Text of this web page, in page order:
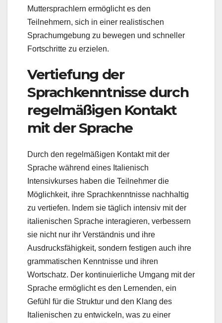
Muttersprachlern ermöglicht es den
Teilnehmern, sich in einer realistischen
Sprachumgebung zu bewegen und schneller
Fortschritte zu erzielen.
Vertiefung der
Sprachkenntnisse durch
regelmäßigen Kontakt
mit der Sprache
Durch den regelmäßigen Kontakt mit der
Sprache während eines Italienisch
Intensivkurses haben die Teilnehmer die
Möglichkeit, ihre Sprachkenntnisse nachhaltig
zu vertiefen. Indem sie täglich intensiv mit der
italienischen Sprache interagieren, verbessern
sie nicht nur ihr Verständnis und ihre
Ausdrucksfähigkeit, sondern festigen auch ihre
grammatischen Kenntnisse und ihren
Wortschatz. Der kontinuierliche Umgang mit der
Sprache ermöglicht es den Lernenden, ein
Gefühl für die Struktur und den Klang des
Italienischen zu entwickeln, was zu einer